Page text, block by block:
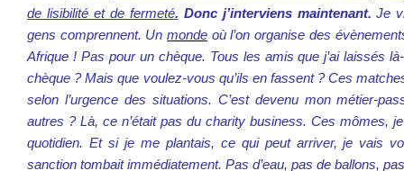
de lisibilité et de fermeté. Donc j’interviens maintenant. Je
gens comprennent. Unmonde où l’on organise des
Afrique ! Pas pour un chèque. Tous les amis que j’ai laissés
chèque ? Mais que voulez-vous qu’ils en fassent ? Ces
selon l’urgence des situations. C’est devenu mon métier-
autres ? Là, ce n’était pas du charity business. Ces mômes,
quotidien. Et si je me plantais, ce qui peut arriver, je vais
sanction tombait immédiatement. Pas d’eau, pas de ballons,